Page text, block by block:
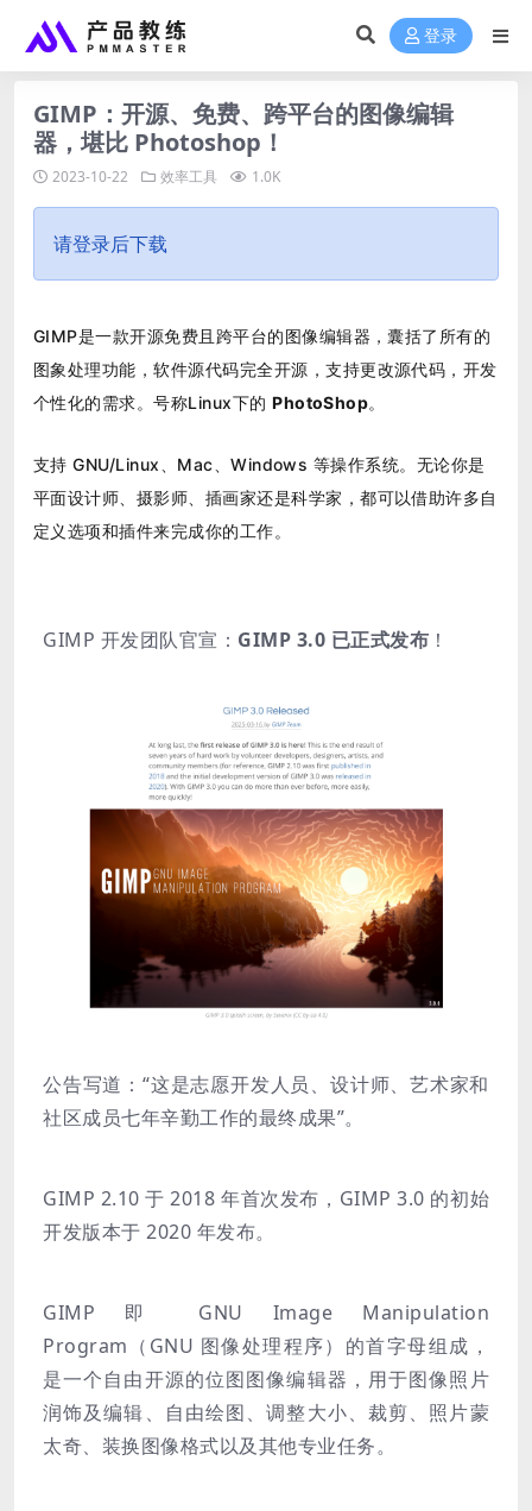
登录
GIMP：开源、免费、跨平台的图像编辑
器，堪比 Photoshop！
2023-10-22 效率工具 1.0K
请登录后下载
GIMP是一款开源免费且跨平台的图像编辑器，囊括了所有的
图象处理功能，软件源代码完全开源，支持更改源代码，开发
个性化的需求。号称Linux下的PhotoShop。
支持 GNU/Linux、Mac、Windows 等操作系统。无论你是
平面设计师、摄影师、插画家还是科学家，都可以借助许多自
定义选项和插件来完成你的工作。
GIMP 开发团队官宣： GIMP 3.0 已正式发布 ！
公告写道：“这是志愿开发人员、设计师、艺术家和
社区成员七年辛勤工作的最终成果”。
GIMP 2.10 于 2018 年首次发布，GIMP 3.0 的初始
开发版本于 2020 年发布。
GIMP 即 GNU Image Manipulation
Program（GNU 图像处理程序）的首字母组成，
是一个自由开源的位图图像编辑器，用于图像照片
润饰及编辑、自由绘图、调整大小、裁剪、照片蒙
太奇、装换图像格式以及其他专业任务。